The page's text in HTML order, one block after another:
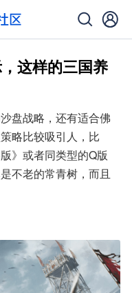
这样的三国养
盘战略，还有适合佛
略比较吸引人，比
》或者同类型的Q版
不老的常青树，而且